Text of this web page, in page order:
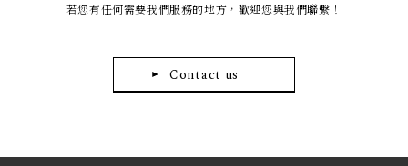
若您有任何需要我們服務的地方，歡迎您與我們聯繫！
Contact us